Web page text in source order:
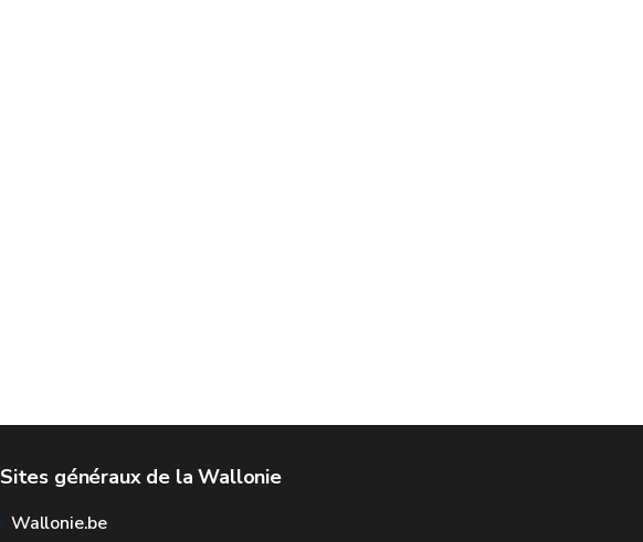
Sites généraux de la Wallonie
Wallonie.be